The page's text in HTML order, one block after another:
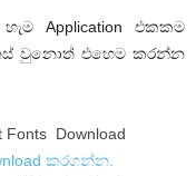
Application එකකම
වුනොත් එහෙම කරන්න
Download
කරගන්න.